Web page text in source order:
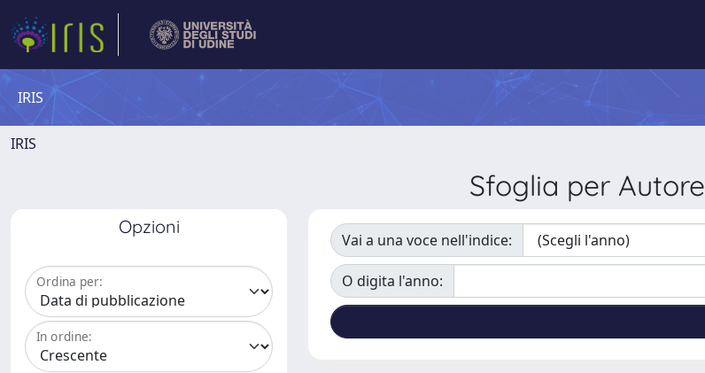
IRIS
IRIS
Sfoglia per Autore
Opzioni
Ordina per:
In ordine:
Vai a una voce nell'indice:
O digita l'anno: